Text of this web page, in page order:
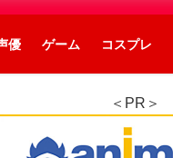
優 ゲーム コスプレ
＜PR＞